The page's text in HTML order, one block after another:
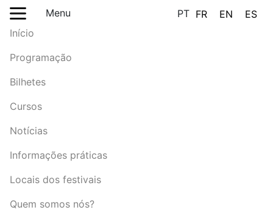
Menu PT FR EN
ES
Início
Programação
Bilhetes
Cursos
Notícias
Informações práticas
Locais dos festivais
Quem somos nós?